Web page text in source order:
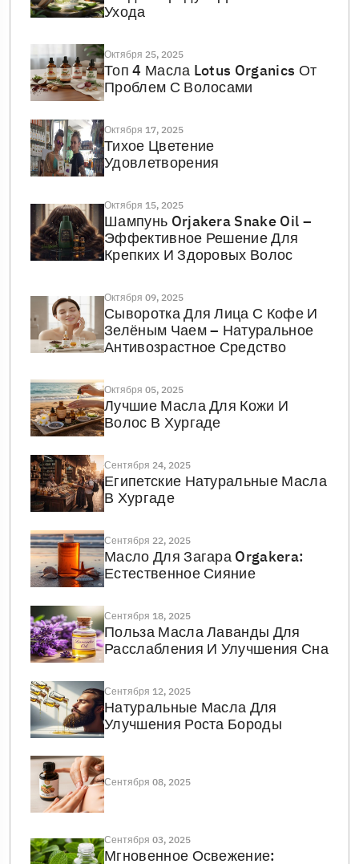
Ухода
Октября 25, 2025
Топ 4 Масла Lotus Organics От
Проблем С Волосами
Октября 17, 2025
Тихое Цветение
Удовлетворения
Октября 15, 2025
Шампунь Orjakera Snake Oil –
Эффективное Решение Для
Крепких И Здоровых Волос
Октября 09, 2025
Сыворотка Для Лица С Кофе И
Зелёным Чаем – Натуральное
Антивозрастное Средство
Октября 05, 2025
Лучшие Масла Для Кожи И
Волос В Хургаде
Сентября 24, 2025
Египетские Натуральные Масла
В Хургаде
Сентября 22, 2025
Масло Для Загара Orgakera:
Естественное Сияние
Сентября 18, 2025
Польза Масла Лаванды Для
Расслабления И Улучшения Сна
Сентября 12, 2025
Натуральные Масла Для
Улучшения Роста Бороды
Сентября 08, 2025
Сентября 03, 2025
Мгновенное Освежение: